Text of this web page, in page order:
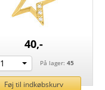
40,-
1 På lager: 45
Føj til indkøbskurv